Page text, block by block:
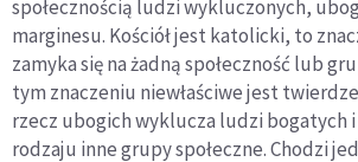
społecznością ludzi wykluczonych,
marginesu. Kościół jest katolicki, to
zamyka się na żadną społeczność lub
tym znaczeniu niewłaściwe jest
rzecz ubogich wyklucza ludzi bogatych
rodzaju inne grupy społeczne. Chodzi